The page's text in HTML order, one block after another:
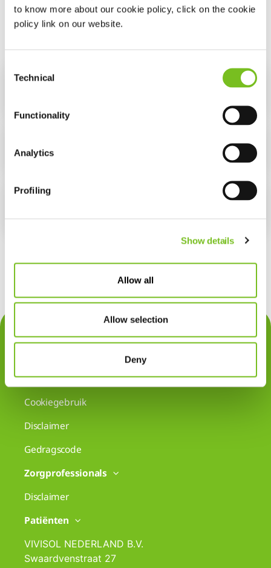
to know more about our cookie policy, click on the cookie
policy link on our website.
Selection
Technical
Functionality
Analytics
Profiling
Show details
Allow all
Allow selection
Deny
ResMed Narval
Klachten
Cookiegebruik
Disclaimer
Gedragscode
Zorgprofessionals
Disclaimer
Patiënten
VIVISOL NEDERLAND B.V.
Swaardvenstraat 27